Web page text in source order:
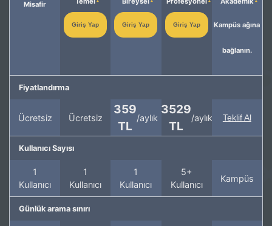
Misafir
Giriş Yap Giriş Yap Giriş Yap Kampüs ağına
bağlanın.
Fiyatlandırma
Ücretsiz Ücretsiz
359
TL
/aylık
3529
TL
/aylık Teklif Al
Kullanıcı Sayısı
1
Kullanıcı
1
Kullanıcı
1
Kullanıcı
5+
Kullanıcı
Kampüs
Günlük arama sınırı